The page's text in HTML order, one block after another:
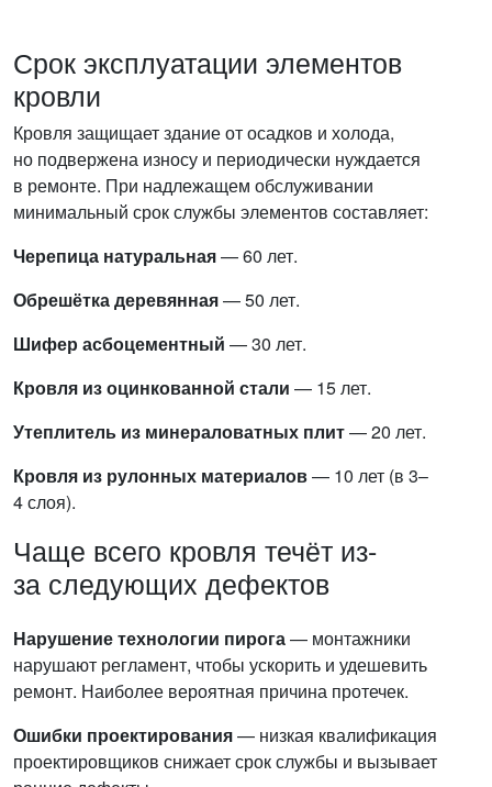
Срок эксплуатации элементов
кровли
Кровля защищает здание от осадков и холода,
но подвержена износу и периодически нуждается
в ремонте. При надлежащем обслуживании
минимальный срок службы элементов составляет:
Черепица натуральная— 60 лет.
Обрешётка деревянная— 50 лет.
Шифер асбоцементный — 30 лет.
Кровля из оцинкованной стали — 15 лет.
Утеплитель из минераловатных плит— 20 лет.
Кровля из рулонных материалов— 10 лет (в 3–
4 слоя).
Чаще всего кровля течёт из-
за следующих дефектов
Нарушение технологии пирога— монтажники
нарушают регламент, чтобы ускорить и удешевить
ремонт. Наиболее вероятная причина протечек.
Ошибки проектирования— низкая квалификация
проектировщиков снижает срок службы и вызывает